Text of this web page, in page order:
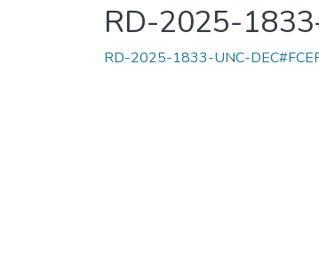
RD-2025-
RD-2025-1833-UNC-